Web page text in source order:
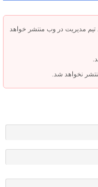
مدیریت در وب منتشر خواهد
نخواهد شد.